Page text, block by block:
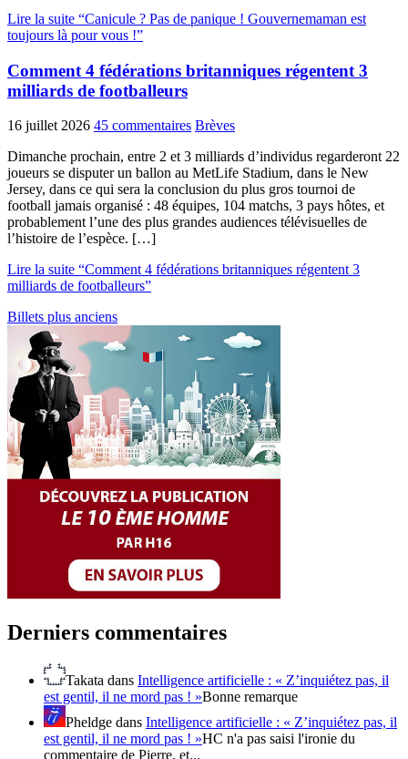
Lire la suite “Canicule ? Pas de panique ! Gouvernemaman est
toujours là pour vous !”
Comment 4 fédérations britanniques régentent 3
milliards de footballeurs
16 juillet 2026 45 commentaires Brèves
Dimanche prochain, entre 2 et 3 milliards d’individus regarderont 22
joueurs se disputer un ballon au MetLife Stadium, dans le New
Jersey, dans ce qui sera la conclusion du plus gros tournoi de
football jamais organisé : 48 équipes, 104 matchs, 3 pays hôtes, et
probablement l’une des plus grandes audiences télévisuelles de
l’histoire de l’espèce. […]
Lire la suite “Comment 4 fédérations britanniques régentent 3
milliards de footballeurs”
Billets plus anciens
Derniers commentaires
Takata dans Intelligence artificielle : « Z’inquiétez pas, il
est gentil, il ne mord pas ! »Bonne remarque
Pheldge dans Intelligence artificielle : « Z’inquiétez pas, il
est gentil, il ne mord pas ! »HC n'a pas saisi l'ironie du
commentaire de Pierre, et...